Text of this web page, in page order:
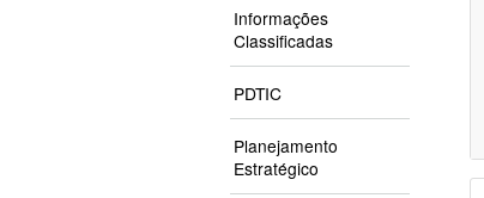
Informações
Classificadas
PDTIC
Planejamento
Estratégico